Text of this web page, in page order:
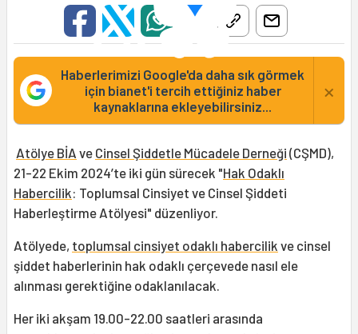
Haberlerimizi Google'da daha sık görmek
için bianet'i tercih ettiğiniz haber
kaynaklarına ekleyebilirsiniz...
×
Atölye BİA ve Cinsel Şiddetle Mücadele Derneği (CŞMD),
21-22 Ekim 2024’te iki gün sürecek "Hak Odaklı
Habercilik: Toplumsal Cinsiyet ve Cinsel Şiddeti
Haberleştirme Atölyesi" düzenliyor.
Atölyede, toplumsal cinsiyet odaklı habercilik ve cinsel
şiddet haberlerinin hak odaklı çerçevede nasıl ele
alınması gerektiğine odaklanılacak.
Her iki akşam 19.00-22.00 saatleri arasında